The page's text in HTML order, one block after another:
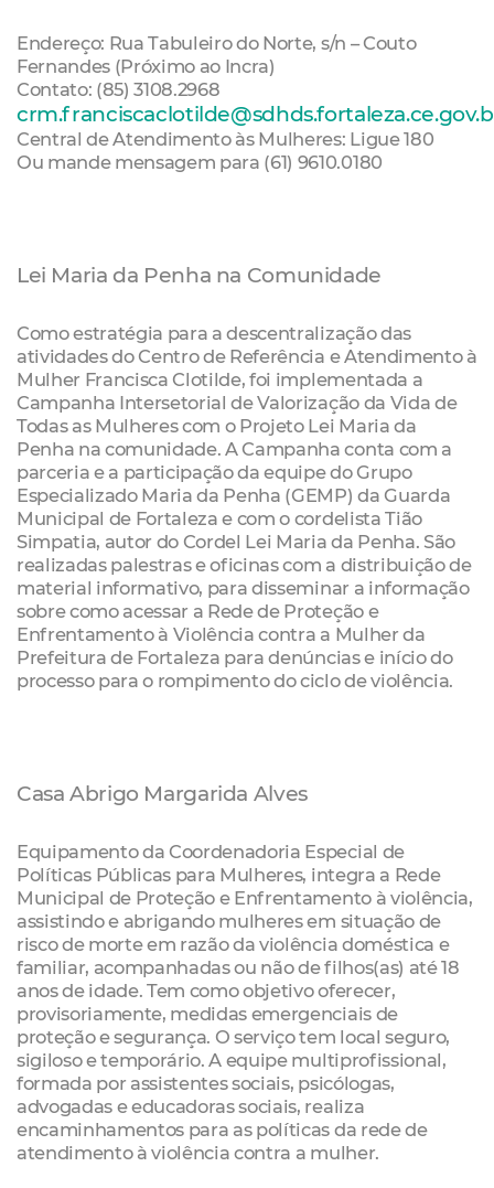
Endereço: Rua Tabuleiro do Norte, s/n – Couto
Fernandes (Próximo ao Incra)
Contato: (85) 3108.2968
Central de Atendimento às Mulheres: Ligue 180
Ou mande mensagem para (61) 9610.0180
Lei Maria da Penha na Comunidade
Como estratégia para a descentralização das
atividades do Centro de Referência e Atendimento à
Mulher Francisca Clotilde, foi implementada a
Campanha Intersetorial de Valorização da Vida de
Todas as Mulheres com o Projeto Lei Maria da
Penha na comunidade. A Campanha conta com a
parceria e a participação da equipe do Grupo
Especializado Maria da Penha (GEMP) da Guarda
Municipal de Fortaleza e com o cordelista Tião
Simpatia, autor do Cordel Lei Maria da Penha. São
realizadas palestras e oficinas com a distribuição de
material informativo, para disseminar a informação
sobre como acessar a Rede de Proteção e
Enfrentamento à Violência contra a Mulher da
Prefeitura de Fortaleza para denúncias e início do
processo para o rompimento do ciclo de violência.
Casa Abrigo Margarida Alves
Equipamento da Coordenadoria Especial de
Políticas Públicas para Mulheres, integra a Rede
Municipal de Proteção e Enfrentamento à violência,
assistindo e abrigando mulheres em situação de
risco de morte em razão da violência doméstica e
familiar, acompanhadas ou não de filhos(as) até 18
anos de idade. Tem como objetivo oferecer,
provisoriamente, medidas emergenciais de
proteção e segurança. O serviço tem local seguro,
sigiloso e temporário. A equipe multiprofissional,
formada por assistentes sociais, psicólogas,
advogadas e educadoras sociais, realiza
encaminhamentos para as políticas da rede de
atendimento à violência contra a mulher.